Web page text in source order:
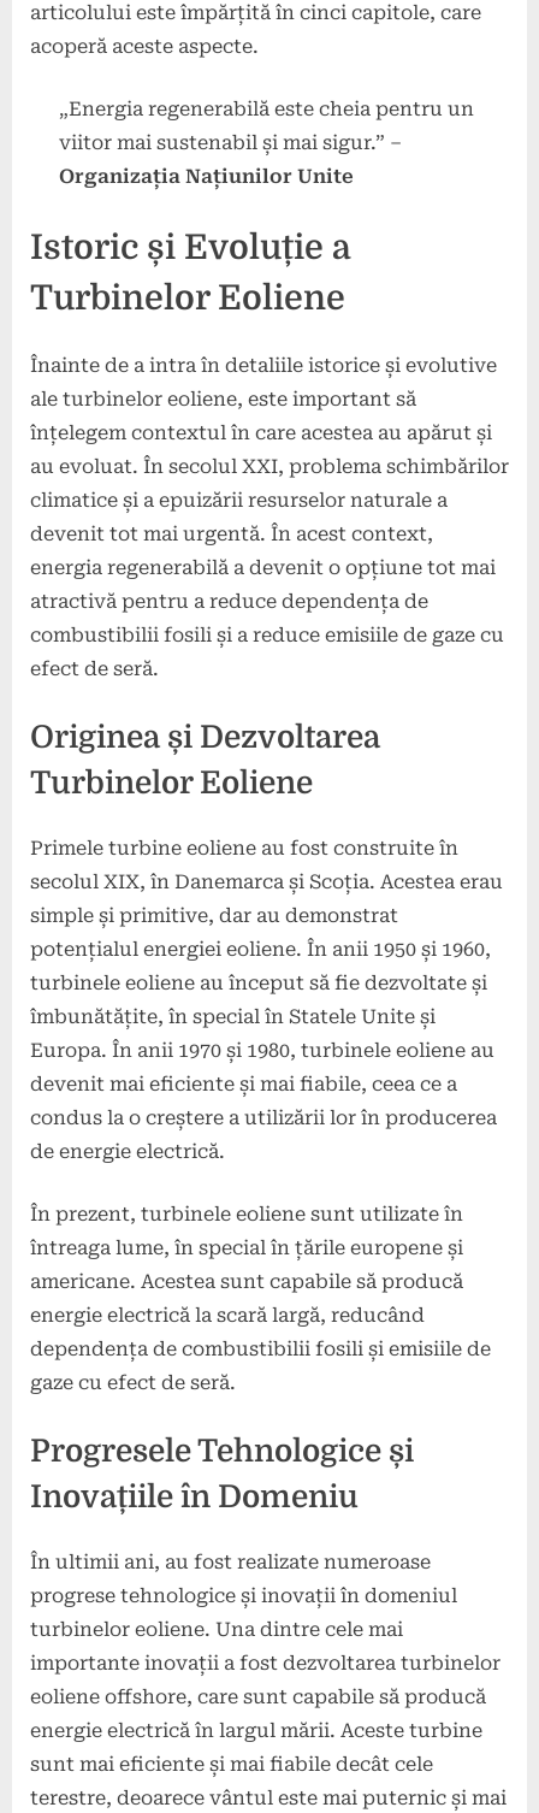
articolului este împărțită în cinci capitole, care
acoperă aceste aspecte.
„Energia regenerabilă este cheia pentru un
viitor mai sustenabil și mai sigur.” –
Organizația Națiunilor Unite
Istoric și Evoluție a
Turbinelor Eoliene
Înainte de a intra în detaliile istorice și evolutive
ale turbinelor eoliene, este important să
înțelegem contextul în care acestea au apărut și
au evoluat. În secolul XXI, problema schimbărilor
climatice și a epuizării resurselor naturale a
devenit tot mai urgentă. În acest context,
energia regenerabilă a devenit o opțiune tot mai
atractivă pentru a reduce dependența de
combustibilii fosili și a reduce emisiile de gaze cu
efect de seră.
Originea și Dezvoltarea
Turbinelor Eoliene
Primele turbine eoliene au fost construite în
secolul XIX, în Danemarca și Scoția. Acestea erau
simple și primitive, dar au demonstrat
potențialul energiei eoliene. În anii 1950 și 1960,
turbinele eoliene au început să fie dezvoltate și
îmbunătățite, în special în Statele Unite și
Europa. În anii 1970 și 1980, turbinele eoliene au
devenit mai eficiente și mai fiabile, ceea ce a
condus la o creștere a utilizării lor în producerea
de energie electrică.
În prezent, turbinele eoliene sunt utilizate în
întreaga lume, în special în țările europene și
americane. Acestea sunt capabile să producă
energie electrică la scară largă, reducând
dependența de combustibilii fosili și emisiile de
gaze cu efect de seră.
Progresele Tehnologice și
Inovațiile în Domeniu
În ultimii ani, au fost realizate numeroase
progrese tehnologice și inovații în domeniul
turbinelor eoliene. Una dintre cele mai
importante inovații a fost dezvoltarea turbinelor
eoliene offshore, care sunt capabile să producă
energie electrică în largul mării. Aceste turbine
sunt mai eficiente și mai fiabile decât cele
terestre, deoarece vântul este mai puternic și mai